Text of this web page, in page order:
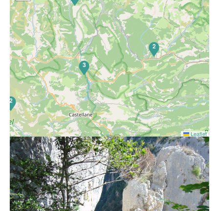
La Brèche Imbert est située au milieu du Blanc-Martel,
c'est un escalier dans le vide, avec des rambardes, de
274 marches est l'un des points de vues les plus
impressionnant du sentier Blanc-Martel.
2
16
2
3
Leaflet